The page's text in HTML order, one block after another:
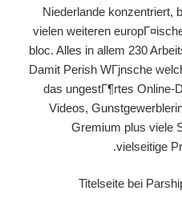
Niederlande konzentriert,
vielen weiteren
bloc. Alles in allem 230
Damit Perish WГјnsche
das ungestГ¶rtes Online-
Videos,
Gremium plus viele
vielseitige
Titelseite bei